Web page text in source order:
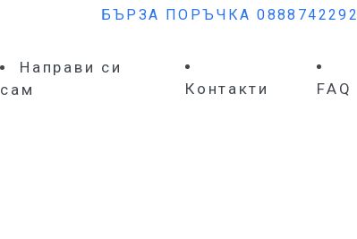
БЪРЗА ПОРЪЧКА 0888742292
Направи си
сам
Контакти FAQ